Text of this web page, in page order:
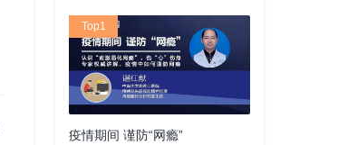
Top1
疫情期间 谨防“网瘾”